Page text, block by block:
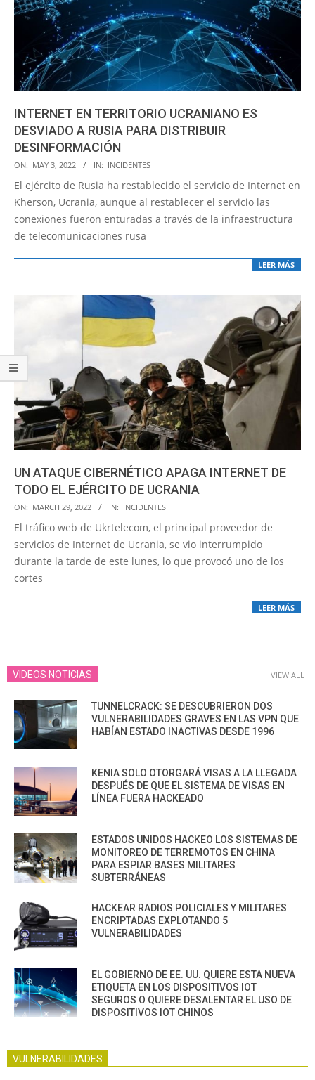
INTERNET EN TERRITORIO UCRANIANO ES
DESVIADO A RUSIA PARA DISTRIBUIR
DESINFORMACIÓN
2022-
05-
03
ON: MAY 3, 2022 IN: INCIDENTES
El ejército de Rusia ha restablecido el servicio de Internet en
Kherson, Ucrania, aunque al restablecer el servicio las
conexiones fueron enturadas a través de la infraestructura
de telecomunicaciones rusa
LEER MÁS
UN ATAQUE CIBERNÉTICO APAGA INTERNET DE
TODO EL EJÉRCITO DE UCRANIA
2022-
03-
29
ON: MARCH 29, 2022 IN: INCIDENTES
El tráfico web de Ukrtelecom, el principal proveedor de
servicios de Internet de Ucrania, se vio interrumpido
durante la tarde de este lunes, lo que provocó uno de los
cortes
LEER MÁS
VIDEOS NOTICIAS VIEW ALL
TUNNELCRACK: SE DESCUBRIERON DOS
VULNERABILIDADES GRAVES EN LAS VPN QUE
HABÍAN ESTADO INACTIVAS DESDE 1996
KENIA SOLO OTORGARÁ VISAS A LA LLEGADA
DESPUÉS DE QUE EL SISTEMA DE VISAS EN
LÍNEA FUERA HACKEADO
ESTADOS UNIDOS HACKEO LOS SISTEMAS DE
MONITOREO DE TERREMOTOS EN CHINA
PARA ESPIAR BASES MILITARES
SUBTERRÁNEAS
HACKEAR RADIOS POLICIALES Y MILITARES
ENCRIPTADAS EXPLOTANDO 5
VULNERABILIDADES
EL GOBIERNO DE EE. UU. QUIERE ESTA NUEVA
ETIQUETA EN LOS DISPOSITIVOS IOT
SEGUROS O QUIERE DESALENTAR EL USO DE
DISPOSITIVOS IOT CHINOS
VULNERABILIDADES